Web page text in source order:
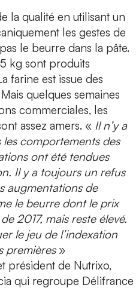
la qualité en utilisant un
les gestes de
le beurre dans la pâte.
kg sont produits
farine est issue des
quelques semaines
commerciales, les
assez amers. « Il n’y a
comportements des
ont été tendues
Il y a toujours un refus
augmentations de
le beurre dont le prix
2017, mais reste élevé.
le jeu de l’indexation
premières»
président de Nutrixo,
qui regroupe Délifrance